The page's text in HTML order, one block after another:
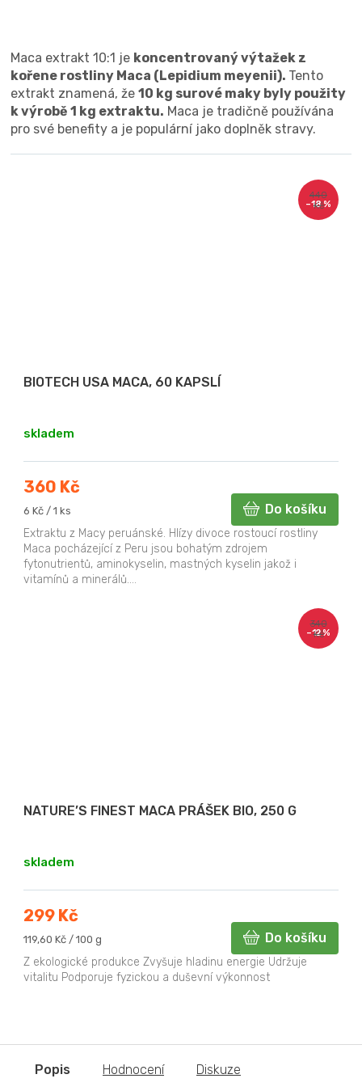
Maca extrakt 10:1 je koncentrovaný výtažek z
kořene rostliny Maca (Lepidium meyenii). Tento
extrakt znamená, že 10 kg surové maky byly použity
k výrobě 1 kg extraktu. Maca je tradičně používána
pro své benefity a je populární jako doplněk stravy.
440
Kč
–18 %
BIOTECH USA MACA, 60 KAPSLÍ
skladem
360 Kč
Měrná
6 Kč / 1 ks Do košíku
Extraktu z Macy peruánské. Hlízy divoce rostoucí rostliny
Maca pocházející z Peru jsou bohatým zdrojem
fytonutrientů, aminokyselin, mastných kyselin jakož i
vitamínů a minerálů....
340
Kč
–12 %
NATURE’S FINEST MACA PRÁŠEK BIO, 250 G
skladem
299 Kč
Měrná
119,60 Kč / 100 g Do košíku
Z ekologické produkce Zvyšuje hladinu energie Udržuje
vitalitu Podporuje fyzickou a duševní výkonnost
Popis Hodnocení Diskuze